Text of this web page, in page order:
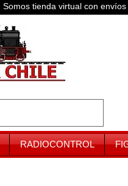
Somos tienda virtual con
RADIOCONTROL